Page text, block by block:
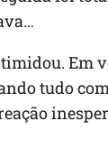
Em
tudo